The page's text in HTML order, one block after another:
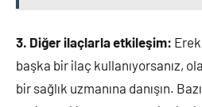
3. Diğer ilaçlarla etkileşim:
başka bir ilaç kullanıyorsanız,
bir sağlık uzmanına danışın.